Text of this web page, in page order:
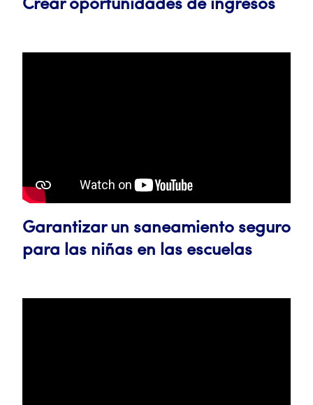
Crear oportunidades de ingresos
Garantizar un saneamiento seguro
para las niñas en las escuelas